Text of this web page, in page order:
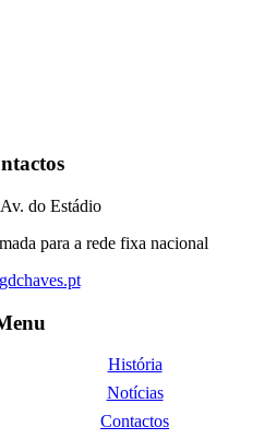
do Estádio
para a rede fixa nacional
História
Notícias
Contactos